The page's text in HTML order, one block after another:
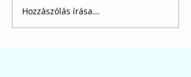
Hozzászólás írása...